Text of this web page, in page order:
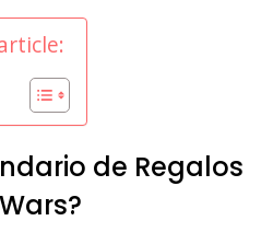
de Regalos